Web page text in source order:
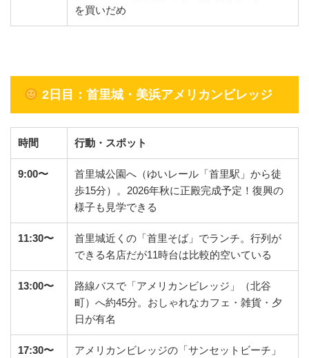
を買いだめ
2日目：首里城・美浜アメリカンビレッジ
時間 行動・スポット
9:00〜
首里城公園へ（ゆいレール「首里駅」から徒
歩15分）。2026年秋に正殿完成予定！復興の
様子も見学できる
11:30〜
首里城近くの「首里そば」でランチ。行列が
できる名店だが11時台は比較的空いている
13:00〜
路線バスで「アメリカンビレッジ」（北谷
町）へ約45分。おしゃれなカフェ・雑貨・夕
日が有名
17:30〜
アメリカンビレッジの「サンセットビーチ」